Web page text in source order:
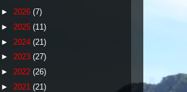
► 2026 (7)
► 2025 (11)
► 2024 (21)
► 2023 (27)
► 2022 (26)
► 2021 (21)